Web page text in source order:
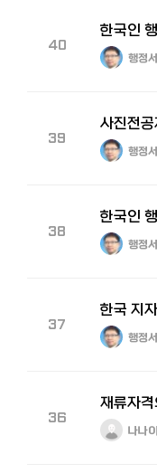
40
행정
39
사진전
행정
38
행정
37
행정
36
재류자
나나